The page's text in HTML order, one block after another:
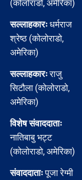
(कोलोराडो, अमेरिका)
सल्लाहकारःधर्मराज
श्रेष्ठ (कोलोराडो,
अमेरिका)
सल्लाहकारःराजु
सिटौला (कोलोराडो,
अमेरिका)
विशेष संवाददाताः
नातिबाबु भट्ट
(कोलोराडो, अमेरिका)
संवाददाताःपूजा रेग्मी